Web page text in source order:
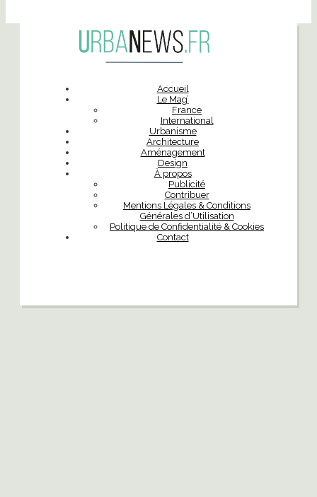
Accueil
Le Mag’
France
International
Urbanisme
Architecture
Aménagement
Design
À propos
Publicité
Contribuer
Mentions Légales & Conditions
Générales d’Utilisation
Politique de Confidentialité & Cookies
Contact